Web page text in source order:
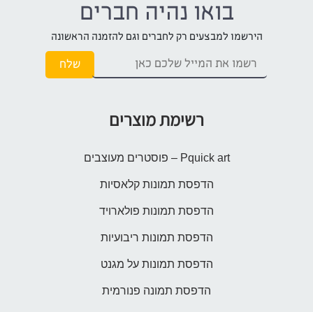
בואו נהיה חברים
הירשמו למבצעים רק לחברים וגם להזמנה הראשונה
רשימת מוצרים
Pquick art – פוסטרים מעוצבים
הדפסת תמונות קלאסיות
הדפסת תמונות פולארויד
הדפסת תמונות ריבועיות
הדפסת תמונות על מגנט
הדפסת תמונה פנורמית